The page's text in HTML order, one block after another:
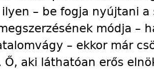
– be fogja nyújtani a
módja –
– ekkor már
Ő, aki láthatóan erős